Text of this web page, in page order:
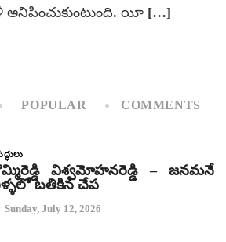
అనిపించుకుంటుంది. యీ […]
POPULAR COMMENTS
విశ్వమోహనరెడ్డి – జనమనే
బతికిన చేప
Sunday, July 12, 2026